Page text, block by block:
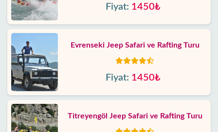
Fiyat: 1450₺
Evrenseki Jeep Safari ve Rafting Turu
Fiyat: 1450₺
Titreyengöl Jeep Safari ve Rafting Turu